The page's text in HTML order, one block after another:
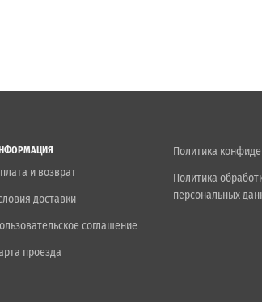
и возврат
доставки
соглашение
проезда
Политика
Политика
персональных